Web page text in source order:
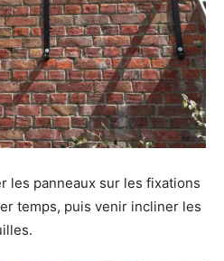
les panneaux sur les fixations
temps, puis venir incliner les